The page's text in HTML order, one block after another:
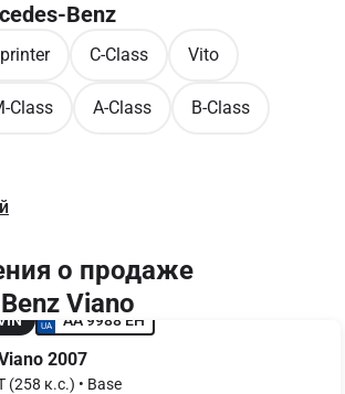
о продаже
Viano
AA 9988 EH
2007
W639 • V 350 3.5 АТ (258 к.с.) • Base
Benz
C-Class Vito
Class A-Class B-Class